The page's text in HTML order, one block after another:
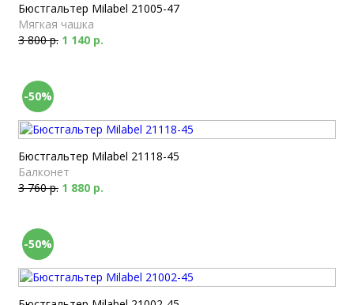
Бюстгальтер Milabel 21005-47
Мягкая чашка
3 800 р. 1 140 р.
-50%
Бюстгальтер Milabel 21118-45
Балконет
3 760 р. 1 880 р.
-50%